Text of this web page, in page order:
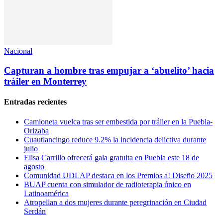
Nacional
Capturan a hombre tras empujar a ‘abuelito’ hacia
tráiler en Monterrey
Entradas recientes
Camioneta vuelca tras ser embestida por tráiler en la Puebla-
Orizaba
Cuautlancingo reduce 9.2% la incidencia delictiva durante
julio
Elisa Carrillo ofrecerá gala gratuita en Puebla este 18 de
agosto
Comunidad UDLAP destaca en los Premios a! Diseño 2025
BUAP cuenta con simulador de radioterapia único en
Latinoamérica
Atropellan a dos mujeres durante peregrinación en Ciudad
Serdán